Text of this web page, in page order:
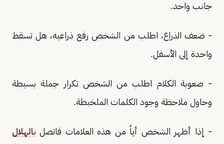
جانب واحد.
- ضعف الذراع، اطلب من الشخص رفع ذراعيه، هل تسقط
واحدة إلى الأسفل.
- صعوبة الكلام اطلب من الشخص تكرار جملة بسيطة
وحاول ملاحظة وجود الكلمات الملخبطة.
- إذا أظهر الشخص أياً من هذه العلامات فاتصل بالهلال